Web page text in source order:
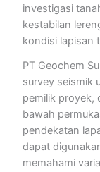
investigasi
kestabilan
kondisi lapisan
PT Geochem
survey seismik
pemilik proyek,
bawah
pendekatan
dapat
memahami